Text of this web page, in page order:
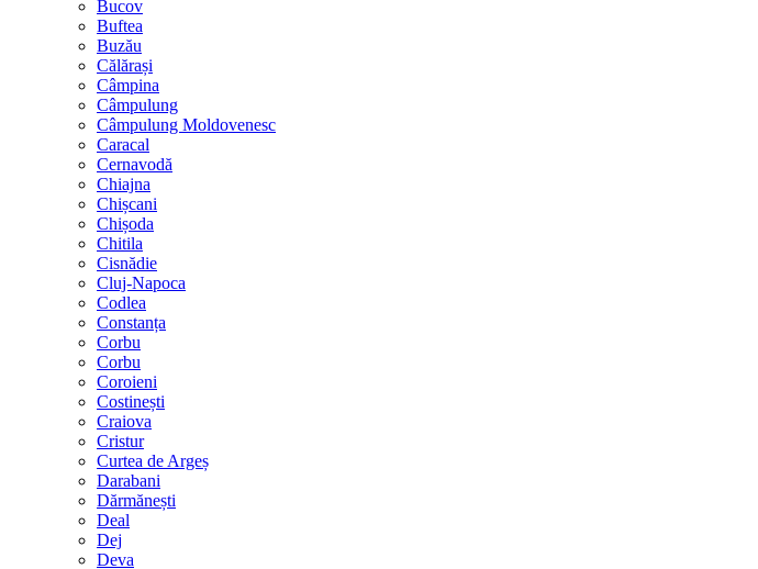
Bucov
Buftea
Buzău
Călărași
Câmpina
Câmpulung
Câmpulung Moldovenesc
Caracal
Cernavodă
Chiajna
Chișcani
Chișoda
Chitila
Cisnădie
Cluj-Napoca
Codlea
Constanța
Corbu
Corbu
Coroieni
Costinești
Craiova
Cristur
Curtea de Argeș
Darabani
Dărmănești
Deal
Dej
Deva